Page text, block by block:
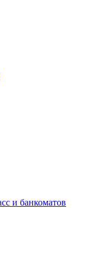
и банкоматов